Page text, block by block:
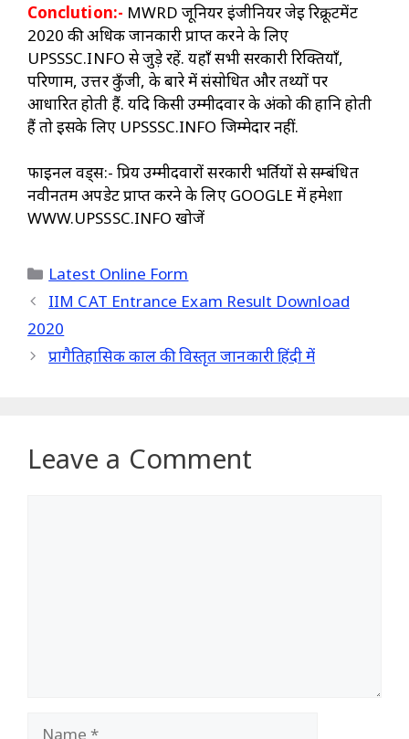
Conclution:- MWRD जूनियर इंजीनियर जेई रिक्रूटमेंट
2020 की अधिक जानकारी प्राप्त करने के लिए
UPSSSC.INFO से जुड़े रहें. यहाँ सभी सरकारी रिक्तियाँ,
परिणाम, उत्तर कुँजी, के बारे में संसोधित और तथ्यों पर
आधारित होती हैं. यदि किसी उम्मीदवार के अंको की हानि होती
हैं तो इसके लिए UPSSSC.INFO जिम्मेदार नहीं.
फाइनल वर्ड्स:- प्रिय उम्मीदवारों सरकारी भर्तियों से सम्बंधित
नवीनतम अपडेट प्राप्त करने के लिए GOOGLE में हमेशा
WWW.UPSSSC.INFO खोजें
Categories
Latest Online Form
IIM CAT Entrance Exam Result Download
2020
प्रागैतिहासिक काल की विस्तृत जानकारी हिंदी में
Leave a Comment